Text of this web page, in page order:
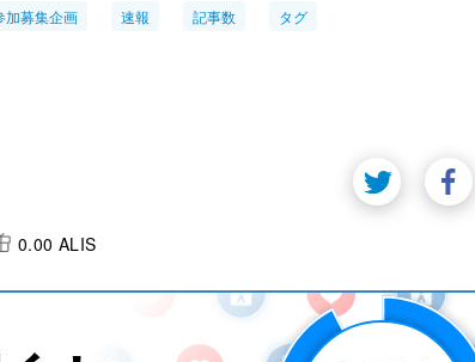
加募集企画 速報 記事数 タグ
0.00 ALIS